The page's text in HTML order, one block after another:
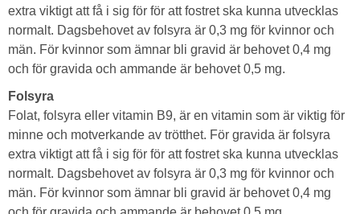
extra viktigt att få i sig för för att fostret ska kunna utvecklas
normalt. Dagsbehovet av folsyra är 0,3 mg för kvinnor och
män. För kvinnor som ämnar bli gravid är behovet 0,4 mg
och för gravida och ammande är behovet 0,5 mg.
Folsyra
Folat, folsyra eller vitamin B9, är en vitamin som är viktig för
minne och motverkande av trötthet. För gravida är folsyra
extra viktigt att få i sig för för att fostret ska kunna utvecklas
normalt. Dagsbehovet av folsyra är 0,3 mg för kvinnor och
män. För kvinnor som ämnar bli gravid är behovet 0,4 mg